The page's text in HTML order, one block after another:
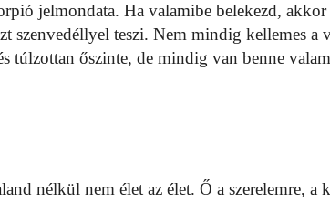
jelmondata. Ha valamibe belekezd, akkor
szenvedéllyel teszi. Nem mindig kellemes a
túlzottan őszinte, de mindig van benne
nélkül nem élet az élet. Ő a szerelemre, a